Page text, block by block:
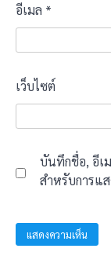
อีเมล *
เว็บไซต์
บันทึกชื่อ, อีเ
สำหรับการแ